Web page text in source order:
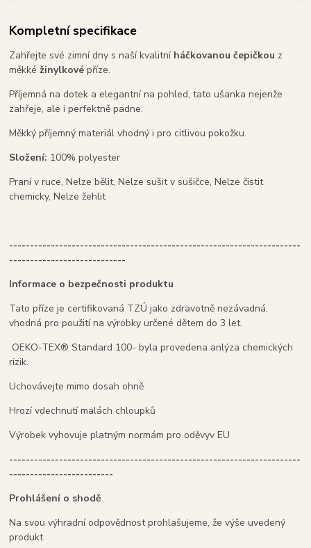
Kompletní specifikace
Zahřejte své zimní dny s naší kvalitní háčkovanou čepičkou z
měkké žinylkové příze.
Příjemná na dotek a elegantní na pohled, tato ušanka nejenže
zahřeje, ale i perfektně padne.
Měkký příjemný materiál vhodný i pro citlivou pokožku.
Složení: 100% polyester
Praní v ruce, Nelze bělit, Nelze sušit v sušičce, Nelze čistit
chemicky, Nelze žehlit
----------------------------------------------------------------------
----------------------------
Informace o bezpečnosti produktu
Tato příze je certifikovaná TZÚ jako zdravotně nezávadná,
vhodná pro použití na výrobky určené dětem do 3 let.
OEKO-TEX® Standard 100- byla provedena anlýza chemických
rizik.
Uchovávejte mimo dosah ohně
Hrozí vdechnutí malách chloupků
Výrobek vyhovuje platným normám pro oděvyv EU
----------------------------------------------------------------------
-------------------------
Prohlášení o shodě
Na svou výhradní odpovědnost prohlašujeme, že výše uvedený
produkt